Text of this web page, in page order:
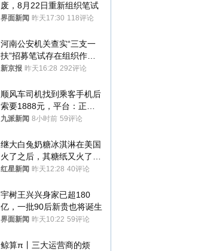
废，8月22日重新组织笔试
界面新闻 昨天17:30 118评论
河南公安机关查实“三支一
扶”招募笔试存在组织作弊
犯罪行为
新京报 昨天16:28 292评论
顺风车司机找到乘客手机后
索要1888元，平台：正和
司机沟通协商
九派新闻 8小时前 59评论
继大白兔奶糖冰淇淋在美国
火了之后，其糖纸又火了！
海外博主盛赞：平面设计经
红星新闻 昨天12:28 40评论
宇树王兴兴身家已超180
亿，一批90后新贵也将诞生
界面新闻 昨天10:22 59评论
鲸算π丨三大运营商的烦